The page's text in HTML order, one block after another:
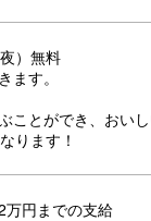
）無料
ます。
ことができ、おい
ります！
万円までの支給